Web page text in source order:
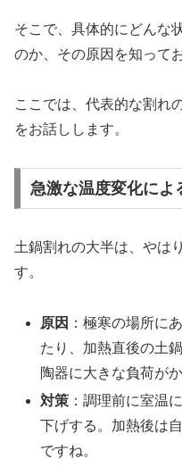
そこで、具体的にどんな
のか、その原因を知って
ここでは、代表的な割れ
をお話しします。
急激な温度変化によ
土鍋割れの大半は、やは
す。
原因 ：極寒の場所に
たり、加熱直後の土
陶器に大きな負荷が
対策 ：調理前に室温
下げする。加熱後は
ですね。